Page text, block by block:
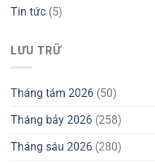
Tin tức (5)
LƯU TRỮ
Tháng tám 2026 (50)
Tháng bảy 2026 (258)
Tháng sáu 2026 (280)